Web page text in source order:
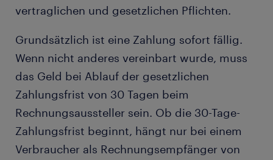
vertraglichen und gesetzlichen Pflichten.
Grundsätzlich ist eine Zahlung sofort fällig.
Wenn nicht anderes vereinbart wurde, muss
das Geld bei Ablauf der gesetzlichen
Zahlungsfrist von 30 Tagen beim
Rechnungsaussteller sein. Ob die 30-Tage-
Zahlungsfrist beginnt, hängt nur bei einem
Verbraucher als Rechnungsempfänger von